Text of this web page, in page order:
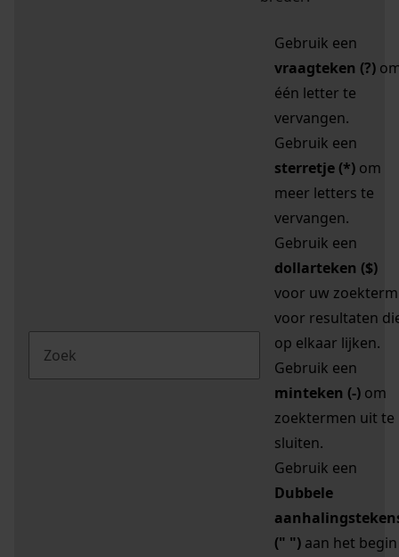
Gebruik een
vraagteken (?)
één letter te
vervangen.
Gebruik een
sterretje (*) om
meer letters te
vervangen.
Gebruik een
dollarteken ($)
voor uw zoekterm
voor resultaten
op elkaar lijken.
Gebruik een
minteken (-) om
zoektermen uit te
sluiten.
Gebruik een
Dubbele
(" ") aan het begin